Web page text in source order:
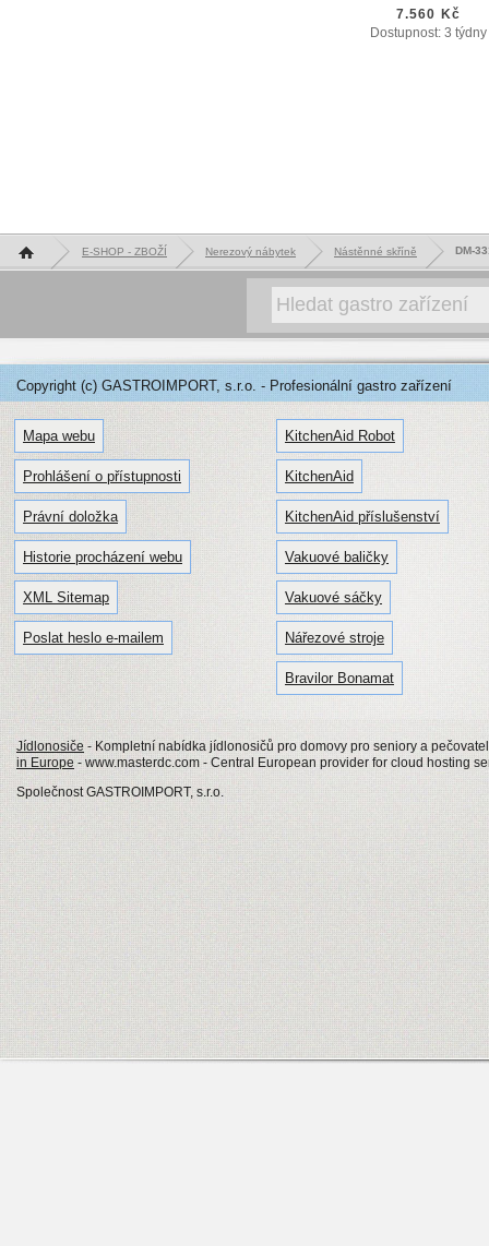
7.560 Kč
Dostupnost: 3 týdny
Hlavní stránka E-SHOP - ZBOŽÍ Nerezový nábytek Nástěnné skříně DM-
Copyright (c) GASTROIMPORT, s.r.o. - Profesionální gastro zařízení
Mapa webu
Prohlášení o přístupnosti
Právní doložka
Historie procházení webu
XML Sitemap
Poslat heslo e-mailem
KitchenAid Robot
KitchenAid
KitchenAid příslušenství
Vakuové baličky
Vakuové sáčky
Nářezové stroje
Bravilor Bonamat
Jídlonosiče - Kompletní nabídka jídlonosičů pro domovy pro seniory a
in Europe - www.masterdc.com - Central European provider for cloud hosting
Společnost GASTROIMPORT, s.r.o.